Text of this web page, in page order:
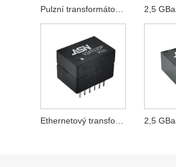
Pulzní transformátor 2,5 GBase-T
Ethernetový transformátor 2,5 GBase-T